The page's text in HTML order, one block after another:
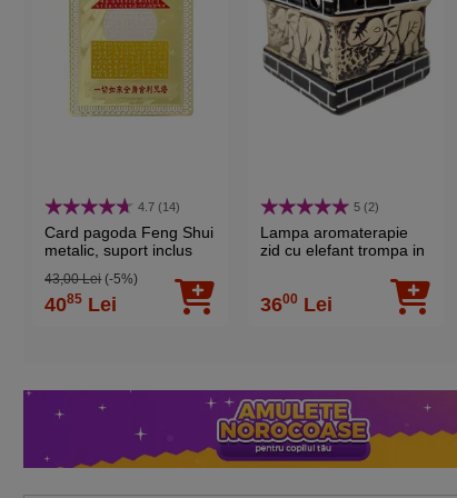
Piatra Cuart roz
4.7 (14)
Card pagoda Feng Shui
metalic, suport inclus
43,00 Lei(-5%)
4085 Lei
5 (2)
Lampa aromaterapie
zid cu elefant trompa in
ulei si lumanari, gama
HEM profesionala, vas
3600 Lei